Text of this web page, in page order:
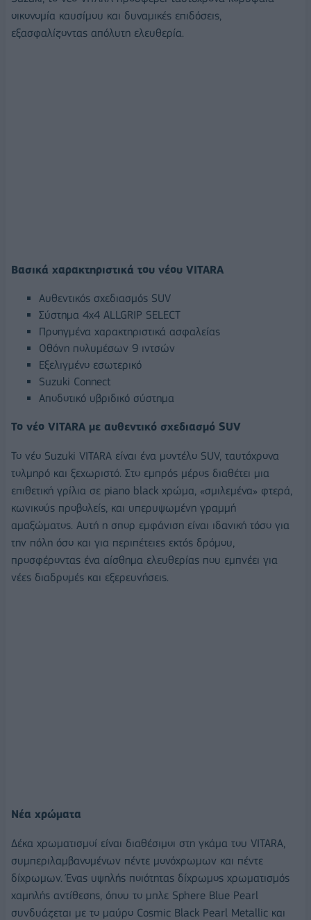
οικονομία καυσίμου και δυναμικές επιδόσεις,
εξασφαλίζοντας απόλυτη ελευθερία.
Βασικά χαρακτηριστικά του νέου VITARA
Αυθεντικός σχεδιασμός SUV
Σύστημα 4x4 ALLGRIP SELECT
Προηγμένα χαρακτηριστικά ασφαλείας
Οθόνη πολυμέσων 9 ιντσών
Εξελιγμένο εσωτερικό
Suzuki Connect
Αποδοτικό υβριδικό σύστημα
Το νέο VITARA με αυθεντικό σχεδιασμό SUV
Το νέο Suzuki VITARA είναι ένα μοντέλο SUV, ταυτόχρονα
τολμηρό και ξεχωριστό. Στο εμπρός μέρος διαθέτει μια
επιθετική γρίλια σε piano black χρώμα, «σμιλεμένα» φτερά,
κωνικούς προβολείς, και υπερυψωμένη γραμμή
αμαξώματος. Αυτή η σπορ εμφάνιση είναι ιδανική τόσο για
την πόλη όσο και για περιπέτειες εκτός δρόμου,
προσφέροντας ένα αίσθημα ελευθερίας που εμπνέει για
νέες διαδρομές και εξερευνήσεις.
Νέα χρώματα
Δέκα χρωματισμοί είναι διαθέσιμοι στη γκάμα του VITARA,
συμπεριλαμβανομένων πέντε μονόχρωμων και πέντε
δίχρωμων. Ένας υψηλής ποιότητας δίχρωμος χρωματισμός
χαμηλής αντίθεσης, όπου το μπλε Sphere Blue Pearl
συνδυάζεται με το μαύρο Cosmic Black Pearl Metallic και